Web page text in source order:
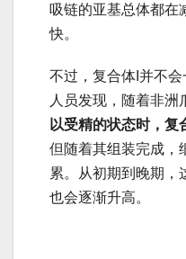
吸链的亚基总体都在
快。
不过，复合体I并不会
人员发现，随着非洲
以受精的状态时，复
但随着其组装完成，
累。从初期到晚期，
也会逐渐升高。